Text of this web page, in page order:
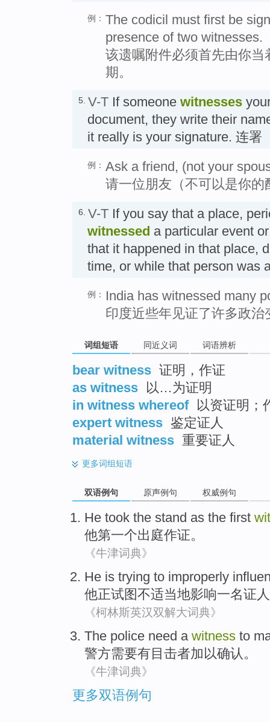
例： The codicil must first be
presence of two witnesses.
该遗嘱附件必须首先由你
期。
5. V-T If someone witnesses
document, they write their
it really is your signature. 连署
例： Ask a friend, (not your
请一位朋友（不可以是你
6. V-T If you say that a place,
witnessed a particular event
that it happened in that place,
time, or while that person was
例：
India has witnessed many
印度近些年见证了许多政治
词组短语 同近义词 词语辨析
bear witness 证明，作证
as witness 以…为证明
in witness whereof 以资证明；
expert witness 鉴定证人
material witness 重要证人
更多词组短语
双语例句 原声例句 权威例句
He took the stand as the first
他第一个出庭作证。
《牛津词典》
He is trying to improperly
他正试图不适当地影响一名证人
《柯林斯英汉双解大词典》
The police need a witness to
警方需要有目击者加以确认。
《牛津词典》
更多双语例句